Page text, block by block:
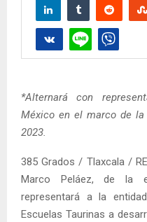
*Alternará con
México en el marco de
2023.
385 Grados / Tlaxcala /
Marco Peláez, de la
representará a la
Escuelas Taurinas a